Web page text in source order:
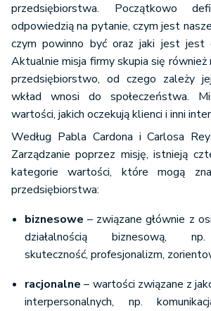
przedsiębiorstwa. Początkowo
odpowiedzią na pytanie, czym jest
czym powinno być oraz jaki jest jest
Aktualnie misja firmy skupia się również
przedsiębiorstwo, od czego zależy
wkład wnosi do społeczeństwa.
wartości, jakich oczekują klienci i inni
Według Pabla Cardona i Carlosa
Zarządzanie poprzez misję, istnieją
kategorie wartości, które mogą
przedsiębiorstwa:
biznesowe – związane głównie z
działalnością biznesową,
skuteczność, profesjonalizm,
racjonalne – wartości związane z
interpersonalnych, np.